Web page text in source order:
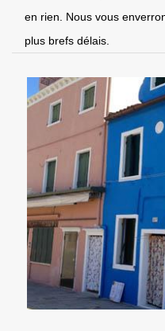
en rien. Nous vous
plus brefs délais.